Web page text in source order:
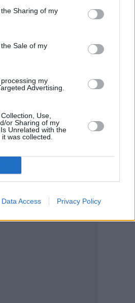
Sharing of my
Sale of my
my
Advertising.
Use,
or Sharing of my
Unrelated with the
was collected.
Data Access Privacy Policy
διαθέσιμου εισοδήματος με
ο ανταγωνισμός από τις
και το παρεμπόριο με 4%.
θεωρούν ότι η αύξηση
που υπήρξε χρειάζεται να
επιβαρύνσεων.
το 5,9%.